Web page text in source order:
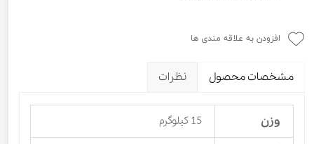
افزودن به علاقه مندی ها
مشخصات محصول نظرات
وزن 15 کیلوگرم